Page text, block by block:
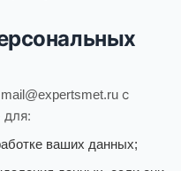
mail@expertsmet.ru с
ваших данных;